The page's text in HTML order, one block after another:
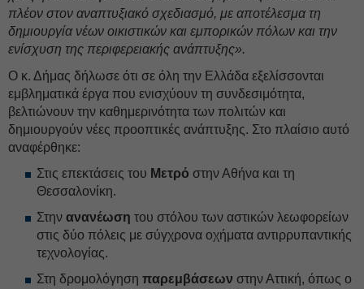
πλέον στον αναπτυξιακό σχεδιασμό, με αποτέλεσμα τη
δημιουργία νέων οικιστικών και εμπορικών πόλων και την
ενίσχυση της περιφερειακής ανάπτυξης».
Ο κ. Δήμας δήλωσε ότι σε όλη την Ελλάδα εξελίσσονται
εμβληματικά έργα που ενισχύουν τη συνδεσιμότητα,
βελτιώνουν την καθημερινότητα των πολιτών και
δημιουργούν νέες προοπτικές ανάπτυξης. Στο πλαίσιο αυτό
αναφέρθηκε:
Στις επεκτάσεις του Μετρό στην Αθήνα και τη
Θεσσαλονίκη.
Στην ανανέωση του στόλου των αστικών λεωφορείων
στις δύο πόλεις με σύγχρονα οχήματα αντιρρυπαντικής
τεχνολογίας.
Στη δρομολόγηση παρεμβάσεων στην Αττική, όπως ο